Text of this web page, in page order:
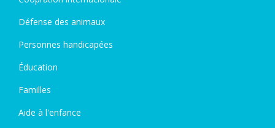
Défense des animaux
Personnes handicapées
Éducation
Familles
Aide à l'enfance